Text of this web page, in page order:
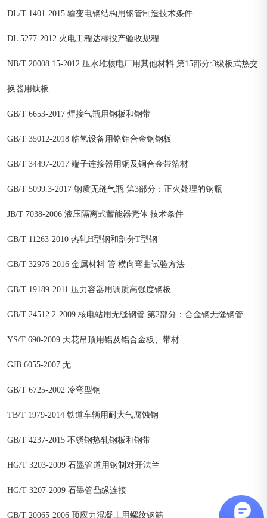
DL/T 1401-2015 输变电钢结构用钢管制造技术条件
DL 5277-2012 火电工程达标投产验收规程
NB/T 20008.15-2012 压水堆核电厂用其他材料 第15部分:3级板式热交
换器用钛板
GB/T 6653-2017 焊接气瓶用钢板和钢带
GB/T 35012-2018 临氢设备用铬钼合金钢钢板
GB/T 34497-2017 端子连接器用铜及铜合金带箔材
GB/T 5099.3-2017 钢质无缝气瓶 第3部分：正火处理的钢瓶
JB/T 7038-2006 液压隔离式蓄能器壳体 技术条件
GB/T 11263-2010 热轧H型钢和剖分T型钢
GB/T 32976-2016 金属材料 管 横向弯曲试验方法
GB/T 19189-2011 压力容器用调质高强度钢板
GB/T 24512.2-2009 核电站用无缝钢管 第2部分：合金钢无缝钢管
YS/T 690-2009 天花吊顶用铝及铝合金板、带材
GJB 6055-2007 无
GB/T 6725-2002 冷弯型钢
TB/T 1979-2014 铁道车辆用耐大气腐蚀钢
GB/T 4237-2015 不锈钢热轧钢板和钢带
HG/T 3203-2009 石墨管道用钢制对开法兰
HG/T 3207-2009 石墨管凸缘连接
GB/T 20065-2006 预应力混凝土用螺纹钢筋